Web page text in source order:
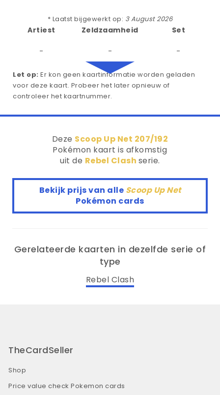
* Laatst bijgewerkt op: 3 August 2026
Artiest
-
Zeldzaamheid
-
Set
-
Let op: Er kon geen kaartinformatie worden geladen
voor deze kaart. Probeer het later opnieuw of
controleer het kaartnummer.
Deze Scoop Up Net 207/192
Pokémon kaart is afkomstig
uit de Rebel Clash serie.
Bekijk prijs van alle Scoop Up Net
Pokémon cards
Gerelateerde kaarten in dezelfde serie of
type
Rebel Clash
TheCardSeller
Shop
Price value check Pokemon cards